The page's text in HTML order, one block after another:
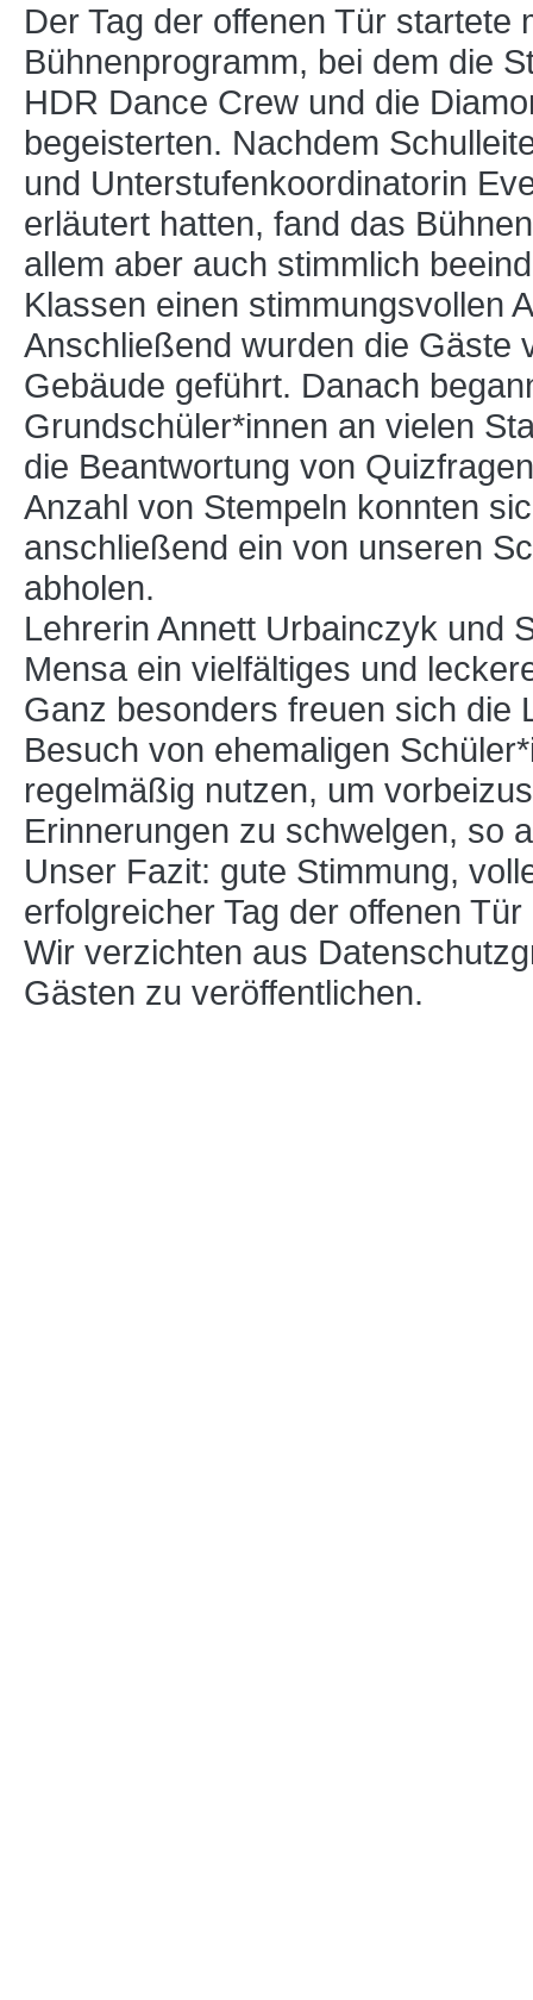
Der Tag der offenen Tür startete
Bühnenprogramm, bei dem die
HDR Dance Crew und die
begeisterten. Nachdem
und Unterstufenkoordinatorin
erläutert hatten, fand das
allem aber auch stimmlich
Klassen einen stimmungsvollen
Anschließend wurden die Gäste
Gebäude geführt. Danach
Grundschüler*innen an vielen
die Beantwortung von
Anzahl von Stempeln konnten
anschließend ein von unseren
abholen.
Lehrerin Annett Urbainczyk und
Mensa ein vielfältiges und
Ganz besonders freuen sich die
Besuch von ehemaligen
regelmäßig nutzen, um
Erinnerungen zu schwelgen, so
Unser Fazit: gute Stimmung,
erfolgreicher Tag der offenen
Wir verzichten aus
Gästen zu veröffentlichen.